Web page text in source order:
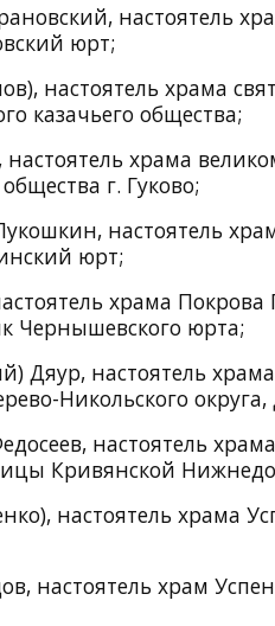
настоятель
юрт;
настоятель храма
казачьего общества;
храма
г. Гуково;
настоятель
юрт;
храма Покрова
Чернышевского юрта;
настоятель
Никольского
настоятель
Кривянской
настоятель храма
настоятель храм